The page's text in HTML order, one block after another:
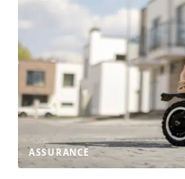
ASSURANCE